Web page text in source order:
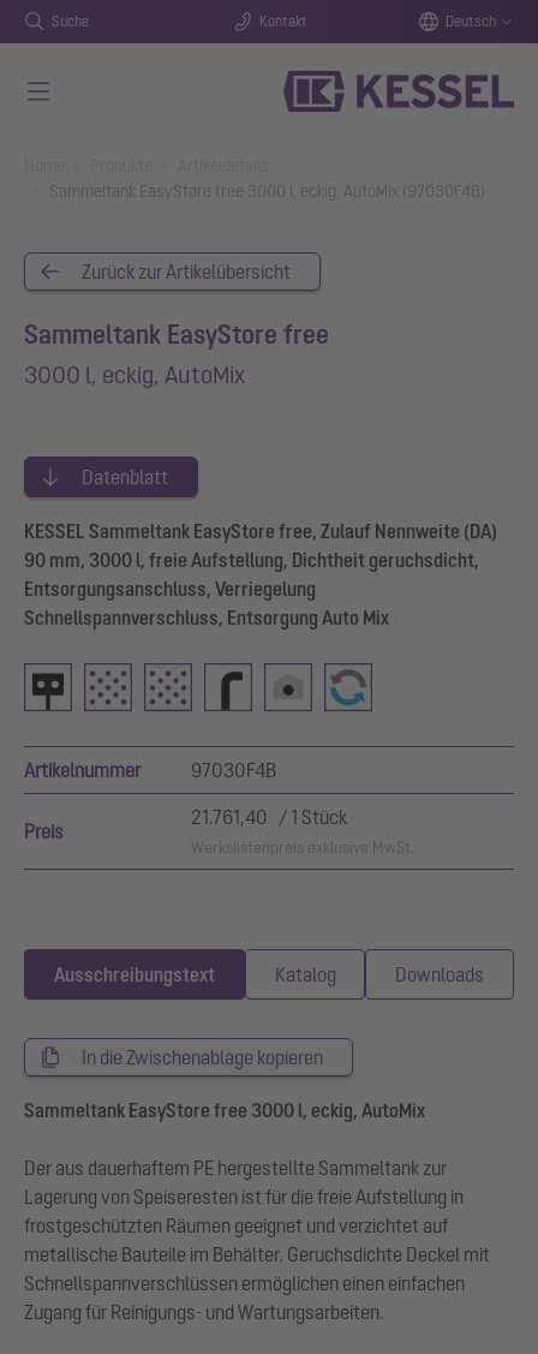
Suche Kontakt Deutsch
Sammeltank EasyStore free 3000 l, eckig, AutoMix (97030F4B)
Zurück zur Artikelübersicht
Sammeltank EasyStore free
3000 l, eckig, AutoMix
Datenblatt
KESSEL Sammeltank EasyStore free, Zulauf Nennweite (DA)
90 mm, 3000 l, freie Aufstellung, Dichtheit geruchsdicht,
Entsorgungsanschluss, Verriegelung
Schnellspannverschluss, Entsorgung Auto Mix
Artikelnummer 97030F4B
Preis
21.761,40 / 1 Stück
Werkslistenpreis exklusive MwSt.
Ausschreibungstext Katalog Downloads
In die Zwischenablage kopieren
Sammeltank EasyStore free 3000 l, eckig, AutoMix
Der aus dauerhaftem PE hergestellte Sammeltank zur
Lagerung von Speiseresten ist für die freie Aufstellung in
frostgeschützten Räumen geeignet und verzichtet auf
metallische Bauteile im Behälter. Geruchsdichte Deckel mit
Schnellspannverschlüssen ermöglichen einen einfachen
Zugang für Reinigungs- und Wartungsarbeiten.